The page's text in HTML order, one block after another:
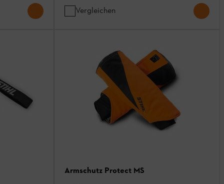
Vergleichen
Armschutz Protect MS